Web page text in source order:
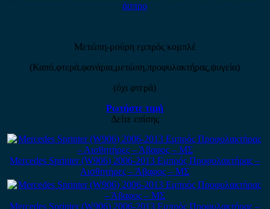
Μετώπη-μούρη εμπρός κομπλέ
(Καπό,φτερά,φανάρια,μετώπη,προφυλακτήρας,ψυγεία)
(όχι φτερά)
Ρωτήστε τιμή
Δείτε επίσης
Mercedes Sprinter (W906) 2006-2013 Εμπρός Προφυλακτήρας –
Αισθητήρες – Άβαφος – ΜΣ
Mercedes Sprinter (W906) 2006-2013 Εμπρός Προφυλακτήρας –